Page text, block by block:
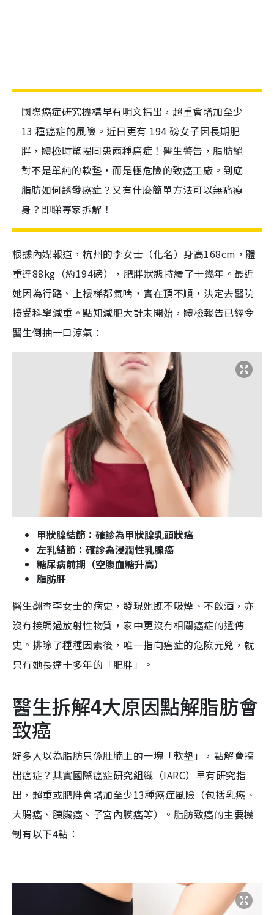
國際癌症研究機構早有明文指出，超重會增加至少
13 種癌症的風險。近日更有 194 磅女子因長期肥
胖，體檢時驚揭同患兩種癌症！醫生警告，脂肪絕
對不是單純的軟墊，而是極危險的致癌工廠。到底
脂肪如何誘發癌症？又有什麼簡單方法可以無痛瘦
身？即睇專家拆解！
根據內媒報道，杭州的李女士（化名）身高168cm，體
重達88kg（約194磅），肥胖狀態持續了十幾年。最近
她因為行路、上樓梯都氣喘，實在頂不順，決定去醫院
接受科學減重。點知減肥大計未開始，體檢報告已經令
醫生倒抽一口涼氣：
甲狀腺結節：確診為甲狀腺乳頭狀癌
左乳結節：確診為浸潤性乳腺癌
糖尿病前期（空腹血糖升高）
脂肪肝
醫生翻查李女士的病史，發現她既不吸煙、不飲酒，亦
沒有接觸過放射性物質，家中更沒有相關癌症的遺傳
史。排除了種種因素後，唯一指向癌症的危險元兇，就
只有她長達十多年的「肥胖」。
醫生拆解4大原因點解脂肪會
致癌
好多人以為脂肪只係肚腩上的一塊「軟墊」，點解會搞
出癌症？其實國際癌症研究組織（IARC）早有研究指
出，超重或肥胖會增加至少13種癌症風險（包括乳癌、
大腸癌、胰臟癌、子宮內膜癌等）。脂肪致癌的主要機
制有以下4點：